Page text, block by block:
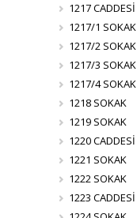
1217 CADDESİ
1217/1 SOKAK
1217/2 SOKAK
1217/3 SOKAK
1217/4 SOKAK
1218 SOKAK
1219 SOKAK
1220 CADDESİ
1221 SOKAK
1222 SOKAK
1223 CADDESİ